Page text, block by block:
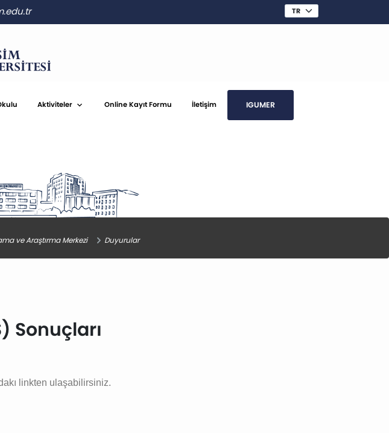
Aktiviteler Online Kayıt Formu İletişim IGUMER
ve Araştırma Merkezi Duyurular
Sonuçları
linkten ulaşabilirsiniz.